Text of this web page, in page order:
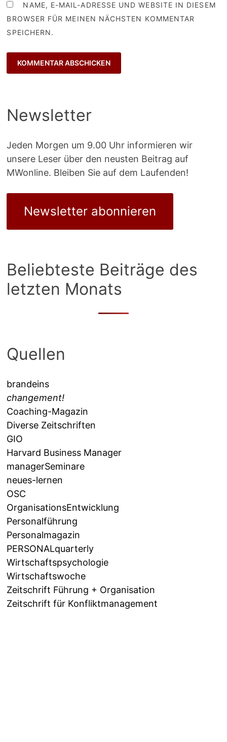
NAME, E-MAIL-ADRESSE UND WEBSITE IN DIESEM
BROWSER FÜR MEINEN NÄCHSTEN KOMMENTAR
SPEICHERN.
Newsletter
Jeden Morgen um 9.00 Uhr informieren wir
unsere Leser über den neusten Beitrag auf
MWonline. Bleiben Sie auf dem Laufenden!
Newsletter abonnieren
Beliebteste Beiträge des
letzten Monats
Quellen
brandeins
changement!
Coaching-Magazin
Diverse Zeitschriften
GIO
Harvard Business Manager
managerSeminare
neues-lernen
OSC
OrganisationsEntwicklung
Personalführung
Personalmagazin
PERSONALquarterly
Wirtschaftspsychologie
Wirtschaftswoche
Zeitschrift Führung + Organisation
Zeitschrift für Konfliktmanagement